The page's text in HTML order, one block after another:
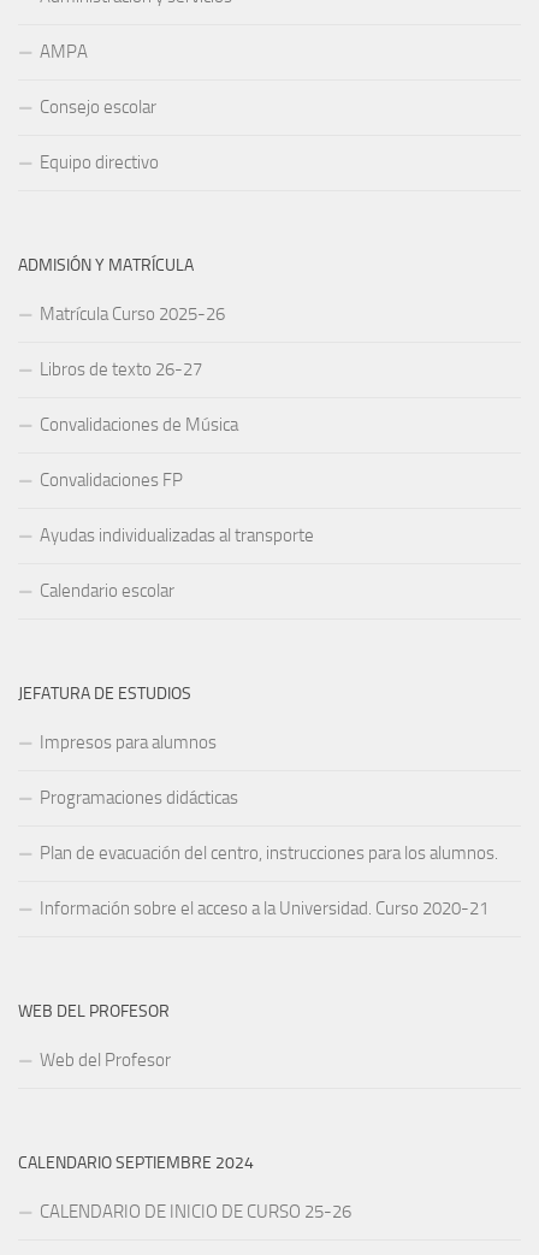
AMPA
Consejo escolar
Equipo directivo
ADMISIÓN Y MATRÍCULA
Matrícula Curso 2025-26
Libros de texto 26-27
Convalidaciones de Música
Convalidaciones FP
Ayudas individualizadas al transporte
Calendario escolar
JEFATURA DE ESTUDIOS
Impresos para alumnos
Programaciones didácticas
Plan de evacuación del centro, instrucciones para los alumnos.
Información sobre el acceso a la Universidad. Curso 2020-21
WEB DEL PROFESOR
Web del Profesor
CALENDARIO SEPTIEMBRE 2024
CALENDARIO DE INICIO DE CURSO 25-26